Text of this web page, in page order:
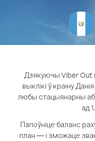
Дзякуючы Viber Out
выклікі ў краіну
любы стацыянарны
ад
Папоўніце баланс
план — і зможаце